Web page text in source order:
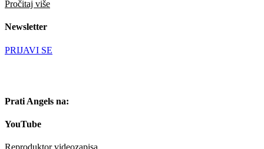
Pročitaj više
Newsletter
PRIJAVI SE
Prati Angels na:
YouTube